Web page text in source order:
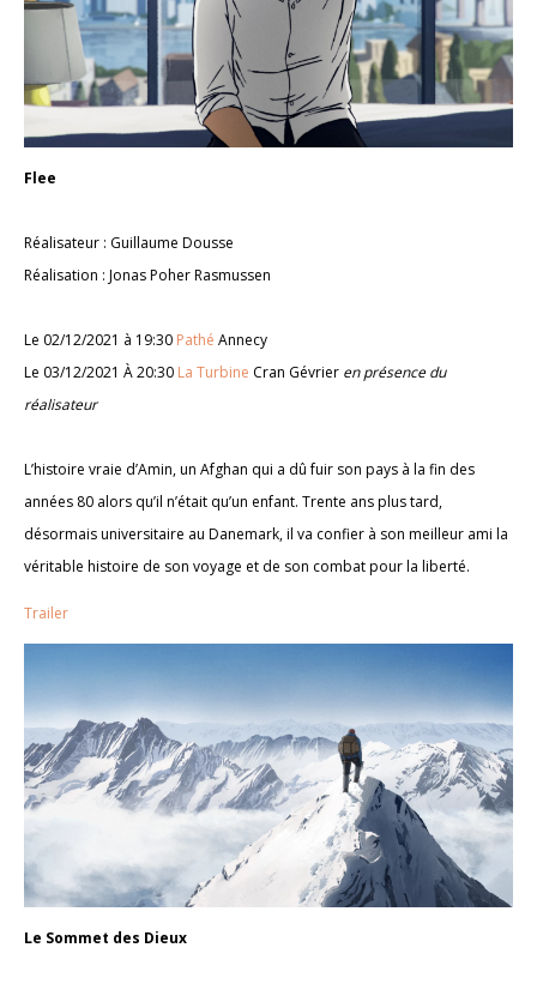
Flee
Réalisateur : Guillaume Dousse
Réalisation : Jonas Poher Rasmussen
Le 02/12/2021 à 19:30 Pathé Annecy
Le 03/12/2021 À 20:30 La Turbine Cran Gévrier en présence du
réalisateur
L’histoire vraie d’Amin, un Afghan qui a dû fuir son pays à la fin des
années 80 alors qu’il n’était qu’un enfant. Trente ans plus tard,
désormais universitaire au Danemark, il va confier à son meilleur ami la
véritable histoire de son voyage et de son combat pour la liberté.
Trailer
Le Sommet des Dieux